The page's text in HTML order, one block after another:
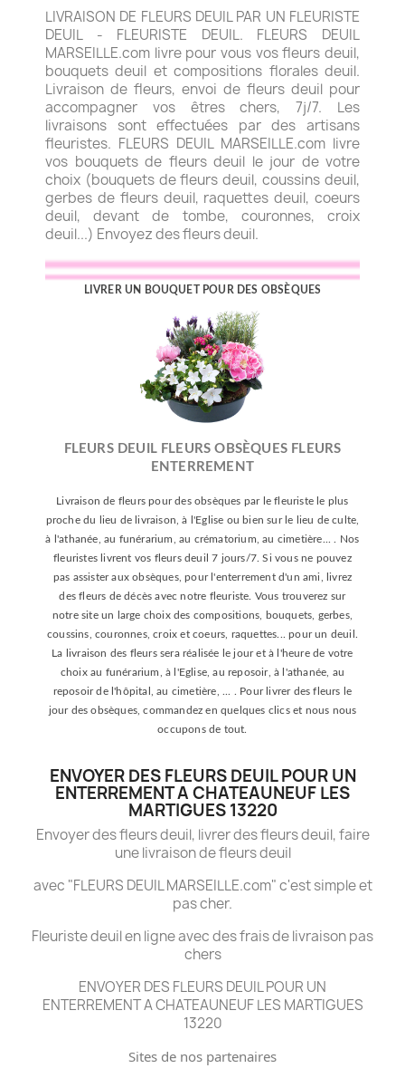
LIVRAISON DE FLEURS DEUIL PAR UN FLEURISTE
DEUIL - FLEURISTE DEUIL. FLEURS DEUIL
MARSEILLE.com livre pour vous vos fleurs deuil,
bouquets deuil et compositions florales deuil.
Livraison de fleurs, envoi de fleurs deuil pour
accompagner vos êtres chers, 7j/7. Les
livraisons sont effectuées par des artisans
fleuristes. FLEURS DEUIL MARSEILLE.com livre
vos bouquets de fleurs deuil le jour de votre
choix (bouquets de fleurs deuil, coussins deuil,
gerbes de fleurs deuil, raquettes deuil, coeurs
deuil, devant de tombe, couronnes, croix
deuil...) Envoyez des fleurs deuil.
LIVRER UN BOUQUET POUR DES OBSÈQUES
FLEURS DEUIL FLEURS OBSÈQUES FLEURS
ENTERREMENT
Livraison de fleurs pour des obsèques par le fleuriste le plus
proche du lieu de livraison, à l'Eglise ou bien sur le lieu de culte,
à l'athanée, au funérarium, au crématorium, au cimetière... . Nos
fleuristes livrent vos fleurs deuil 7 jours/7. Si vous ne pouvez
pas assister aux obsèques, pour l'enterrement d'un ami, livrez
des fleurs de décès avec notre fleuriste. Vous trouverez sur
notre site un large choix des compositions, bouquets, gerbes,
coussins, couronnes, croix et coeurs, raquettes... pour un deuil.
La livraison des fleurs sera réalisée le jour et à l'heure de votre
choix au funérarium, à l'Eglise, au reposoir, à l'athanée, au
reposoir de l'hôpital, au cimetière, ... . Pour livrer des fleurs le
jour des obsèques, commandez en quelques clics et nous nous
occupons de tout.
ENVOYER DES FLEURS DEUIL POUR UN
ENTERREMENT A CHATEAUNEUF LES
MARTIGUES 13220
Envoyer des fleurs deuil, livrer des fleurs deuil, faire
une livraison de fleurs deuil
avec "FLEURS DEUIL MARSEILLE.com" c'est simple et
pas cher.
Fleuriste deuil en ligne avec des frais de livraison pas
chers
ENVOYER DES FLEURS DEUIL POUR UN
ENTERREMENT A CHATEAUNEUF LES MARTIGUES
13220
Sites de nos partenaires